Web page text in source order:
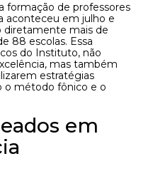
formação de professores
aconteceu em julho e
diretamente mais de
88 escolas. Essa
do Instituto, não
mas também
estratégias
o método fônico e o
em